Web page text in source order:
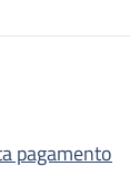
Settore
pagamento